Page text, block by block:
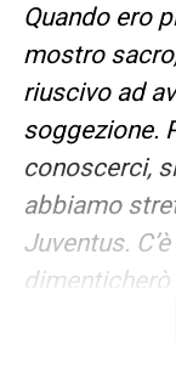
Quando ero
mostro
riuscivo ad
soggezione.
conoscerci,
abbiamo
Juventus.
dimenticherò